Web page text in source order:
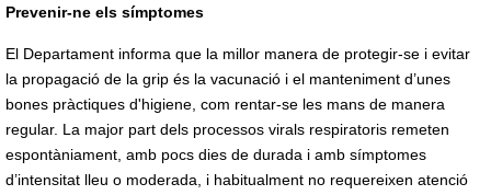
Prevenir-ne els símptomes
El Departament informa que la millor manera de protegir-se i evitar
la propagació de la grip és la vacunació i el manteniment d’unes
bones pràctiques d'higiene, com rentar-se les mans de manera
regular. La major part dels processos virals respiratoris remeten
espontàniament, amb pocs dies de durada i amb símptomes
d’intensitat lleu o moderada, i habitualment no requereixen atenció